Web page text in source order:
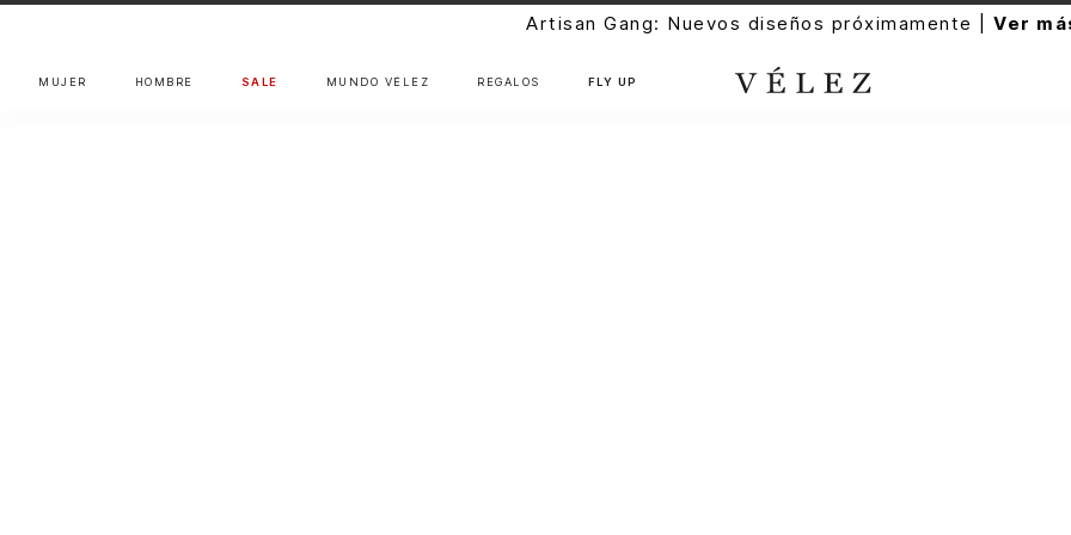
Artisan Gang: Nuevos diseños próximamente |Ver
MUJER HOMBRE SALE MUNDO VÉLEZ REGALOS FLY UP